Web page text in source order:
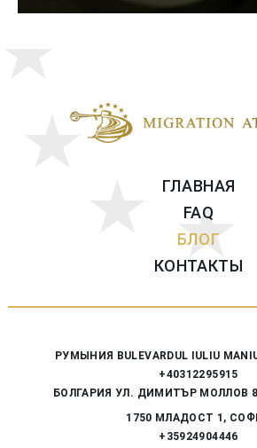
ГЛАВНАЯ
FAQ
БЛОГ
КОНТАКТЫ
РУМЫНИЯ BULEVARDUL IULIU
+40312295915
БОЛГАРИЯ УЛ. ДИМИТЪР МОЛЛОВ 8,
1750 МЛАДОСТ 1,
+35924904446